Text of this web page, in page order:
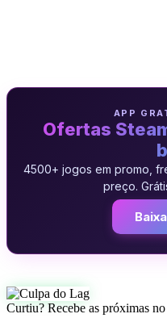
APP
Ofertas
4500+ jogos em promo,
preço.
Curtiu? Recebe as próximas